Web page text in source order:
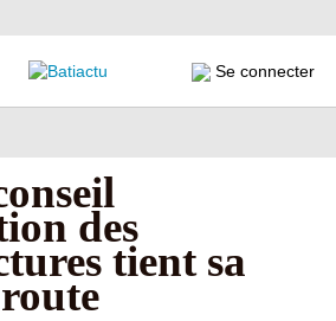
Se connecter
des
tient sa